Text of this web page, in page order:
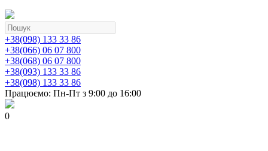
+38(098) 133 33 86
+38(066) 06 07 800
+38(068) 06 07 800
+38(093) 133 33 86
+38(098) 133 33 86
Працюємо: Пн-Пт з 9:00 до 16:00
0